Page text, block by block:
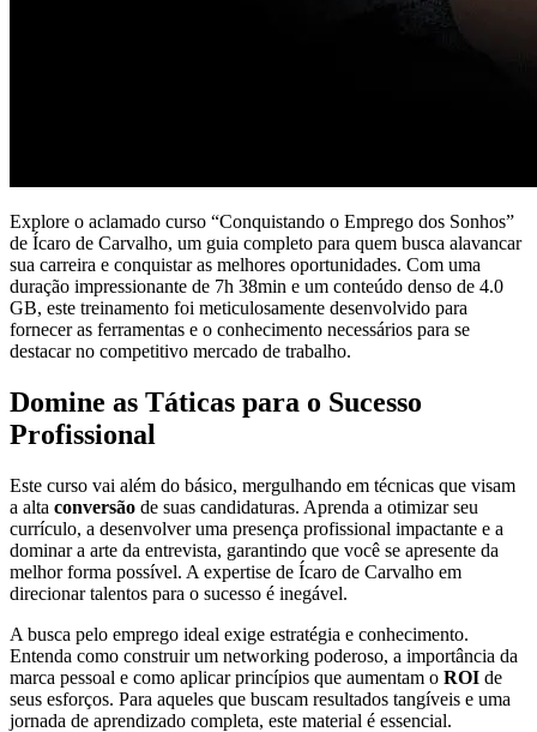
Explore o aclamado curso “Conquistando o Emprego dos Sonhos”
de Ícaro de Carvalho, um guia completo para quem busca alavancar
sua carreira e conquistar as melhores oportunidades. Com uma
duração impressionante de 7h 38min e um conteúdo denso de 4.0
GB, este treinamento foi meticulosamente desenvolvido para
fornecer as ferramentas e o conhecimento necessários para se
destacar no competitivo mercado de trabalho.
Domine as Táticas para o Sucesso
Profissional
Este curso vai além do básico, mergulhando em técnicas que visam
a alta conversão de suas candidaturas. Aprenda a otimizar seu
currículo, a desenvolver uma presença profissional impactante e a
dominar a arte da entrevista, garantindo que você se apresente da
melhor forma possível. A expertise de Ícaro de Carvalho em
direcionar talentos para o sucesso é inegável.
A busca pelo emprego ideal exige estratégia e conhecimento.
Entenda como construir um networking poderoso, a importância da
marca pessoal e como aplicar princípios que aumentam o ROI de
seus esforços. Para aqueles que buscam resultados tangíveis e uma
jornada de aprendizado completa, este material é essencial.